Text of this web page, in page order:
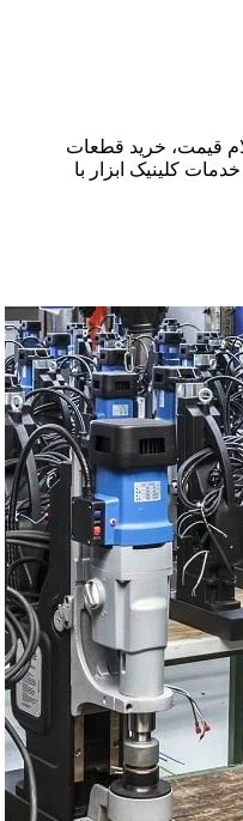
قیمت،‌ خرید قطعات
کلینیک ابزار با